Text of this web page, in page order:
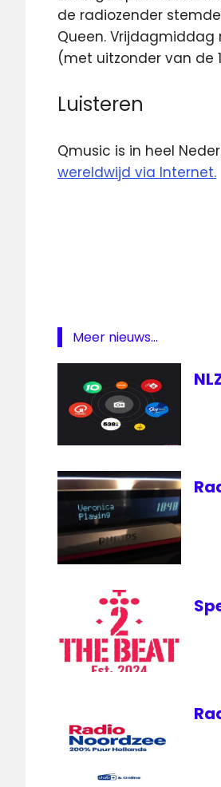
de radiozender
Queen. Vrijdagmiddag
(met uitzonder van de
Luisteren
Qmusic is in heel
wereldwijd via Internet.
Meer nieuws...